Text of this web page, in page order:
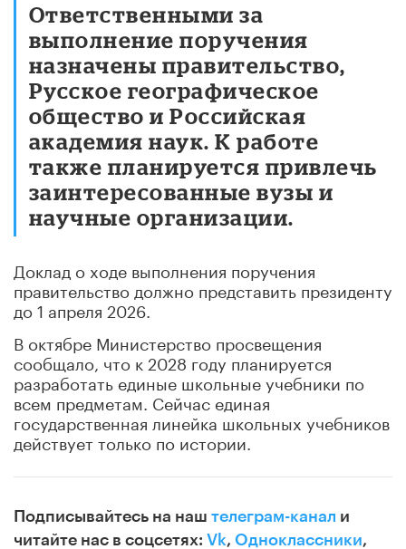
Ответственными за
выполнение поручения
назначены правительство,
Русское географическое
общество и Российская
академия наук. К работе
также планируется привлечь
заинтересованные вузы и
научные организации.
Доклад о ходе выполнения поручения
правительство должно представить президенту
до 1 апреля 2026.
В октябре Министерство просвещения
сообщало, что к 2028 году планируется
разработать единые школьные учебники по
всем предметам. Сейчас единая
государственная линейка школьных учебников
действует только по истории.
Подписывайтесь на наш телеграм-канал и
читайте нас в соцсетях: Vk, Одноклассники,